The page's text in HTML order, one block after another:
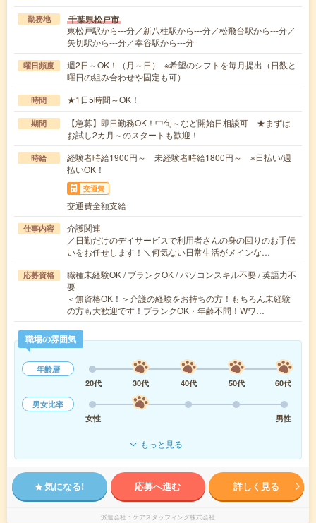
勤務地 千葉県松戸市
東松戸駅から---分／新八柱駅から---分／松飛台駅から---分／
矢切駅から---分／幸谷駅から---分
曜日頻度
週2日～OK！（月～日） ※希望のシフトを毎月提出（日数と
曜日の組み合わせや固定も可）
時間 ★1日5時間～OK！
期間
【急募】即日勤務OK！中旬～など開始日相談可 ★まずは
お試し2カ月～のスタートも歓迎！
時給
経験者時給1900円～ 未経験者時給1800円～ ※日払い/週
払いOK！
交通費
交通費全額支給
仕事内容
介護関連
／日勤だけのデイサービスで利用者さんの身の回りのお手伝
いをお任せします！＼何気ない日常生活がメインな…
応募資格
職種未経験OK / ブランクOK / パソコンスキル不要 / 英語力不
要
＜無資格OK！＞介護の経験をお持ちの方！もちろん未経験
の方も大歓迎です！ブランクOK・年齢不問！Wワ…
職場の雰囲気
年齢層
20代
30代 40代 50代
60代
男女比率
女性
男性
もっと見る
気になる! 応募へ進む 詳しく見る
派遣会社 ケアスタッフィング株式会社